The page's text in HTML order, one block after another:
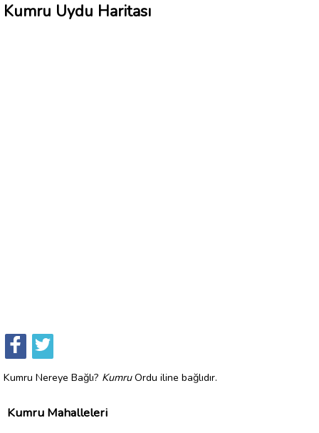
Kumru Uydu Haritası
Kumru Nereye Bağlı? KumruOrdu iline bağlıdır.
Kumru Mahalleleri